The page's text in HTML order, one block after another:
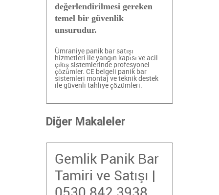
değerlendirilmesi gereken
temel bir güvenlik
unsurudur.
Ümraniye panik bar satışı
hizmetleri ile yangın kapısı ve acil
çıkış sistemlerinde profesyonel
çözümler. CE belgeli panik bar
sistemleri montaj ve teknik destek
ile güvenli tahliye çözümleri.
Diğer Makaleler
Gemlik Panik Bar
Tamiri ve Satışı |